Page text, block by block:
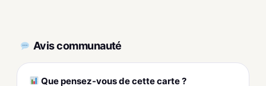
Avis communauté
Que pensez-vous de cette carte ?